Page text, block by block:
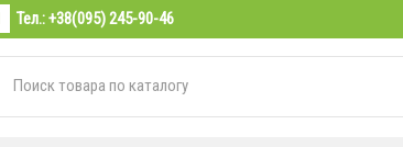
Тел.:+38(095) 245-90-46